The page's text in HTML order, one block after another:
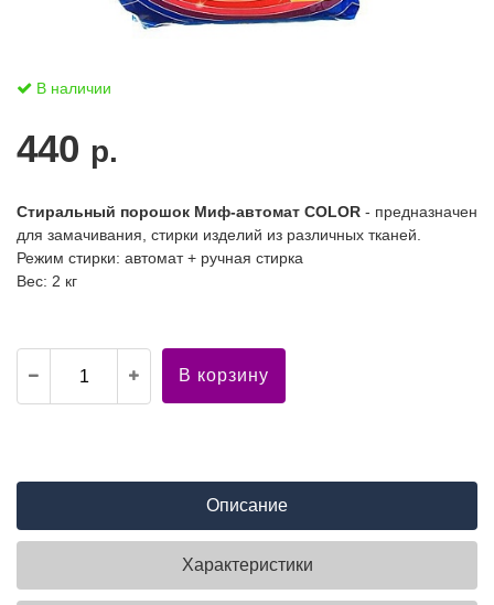
В наличии
440 р.
Стиральный порошок Миф-автомат COLOR - предназначен
для замачивания, стирки изделий из различных тканей.
Режим стирки: автомат + ручная стирка
Вес: 2 кг
В корзину
Описание
Характеристики